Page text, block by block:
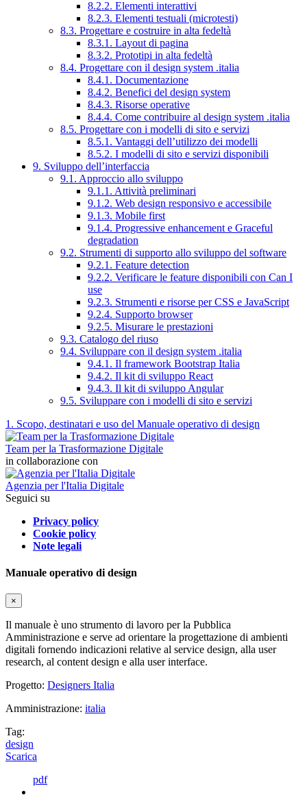
8.2.2. Elementi interattivi
8.2.3. Elementi testuali (microtesti)
8.3. Progettare e costruire in alta fedeltà
8.3.1. Layout di pagina
8.3.2. Prototipi in alta fedeltà
8.4. Progettare con il design system .italia
8.4.1. Documentazione
8.4.2. Benefici del design system
8.4.3. Risorse operative
8.4.4. Come contribuire al design system .italia
8.5. Progettare con i modelli di sito e servizi
8.5.1. Vantaggi dell’utilizzo dei modelli
8.5.2. I modelli di sito e servizi disponibili
9. Sviluppo dell’interfaccia
9.1. Approccio allo sviluppo
9.1.1. Attività preliminari
9.1.2. Web design responsivo e accessibile
9.1.3. Mobile first
9.1.4. Progressive enhancement e Graceful
degradation
9.2. Strumenti di supporto allo sviluppo del software
9.2.1. Feature detection
9.2.2. Verificare le feature disponibili con Can I
use
9.2.3. Strumenti e risorse per CSS e JavaScript
9.2.4. Supporto browser
9.2.5. Misurare le prestazioni
9.3. Catalogo del riuso
9.4. Sviluppare con il design system .italia
9.4.1. Il framework Bootstrap Italia
9.4.2. Il kit di sviluppo React
9.4.3. Il kit di sviluppo Angular
9.5. Sviluppare con i modelli di sito e servizi
1. Scopo, destinatari e uso del Manuale operativo di design
Team per la Trasformazione Digitale
in collaborazione con
Agenzia per l'Italia Digitale
Seguici su
Privacy policy
Cookie policy
Note legali
Manuale operativo di design
×
Il manuale è uno strumento di lavoro per la Pubblica
Amministrazione e serve ad orientare la progettazione di ambienti
digitali fornendo indicazioni relative al service design, alla user
research, al content design e alla user interface.
Progetto: Designers Italia
Amministrazione: italia
Tag:
design
Scarica
pdf